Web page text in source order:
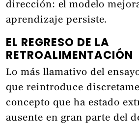
dirección: el modelo
aprendizaje persiste.
EL REGRESO DE LA
RETROALIMENTACIÓN
Lo más llamativo del
que reintroduce
concepto que ha estado
ausente en gran parte del